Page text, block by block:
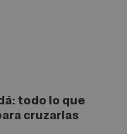
todo lo que
cruzarlas